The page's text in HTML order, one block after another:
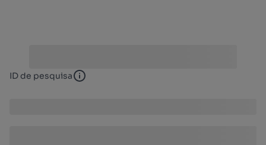
ID de pesquisa ID de pesquisa